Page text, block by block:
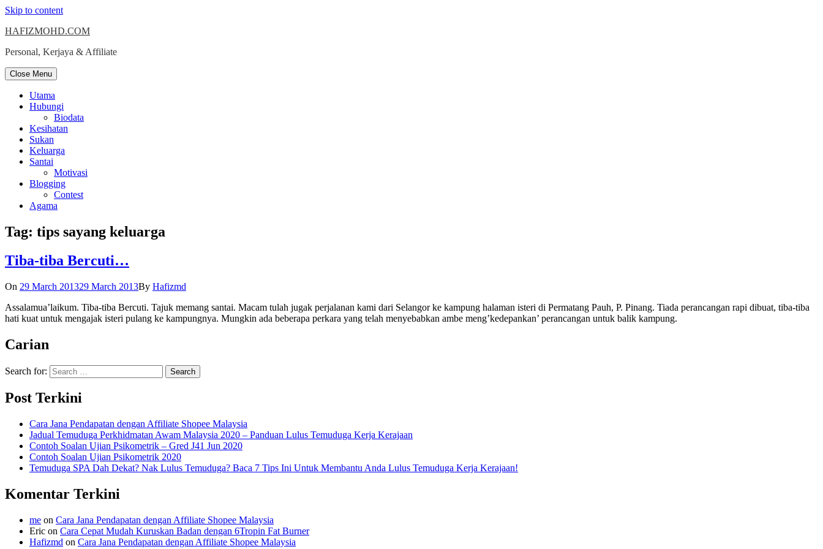
Skip to content
HAFIZMOHD.COM
Personal, Kerjaya & Affiliate
Close Menu
Utama
Hubungi
Biodata
Kesihatan
Sukan
Keluarga
Santai
Motivasi
Blogging
Contest
Agama
Tag: tips sayang keluarga
Tiba-tiba Bercuti…
On 29 March 201329 March 2013By Hafizmd
Assalamua’laikum. Tiba-tiba Bercuti. Tajuk memang santai. Macam tulah jugak perjalanan kami dari Selangor ke kampung halaman isteri di Permatang Pauh, P. Pinang. Tiada perancangan rapi dibuat, tiba-tiba
hati kuat untuk mengajak isteri pulang ke kampungnya. Mungkin ada beberapa perkara yang telah menyebabkan ambe meng’kedepankan’ perancangan untuk balik kampung.
Carian
Search for:
Post Terkini
Cara Jana Pendapatan dengan Affiliate Shopee Malaysia
Jadual Temuduga Perkhidmatan Awam Malaysia 2020 – Panduan Lulus Temuduga Kerja Kerajaan
Contoh Soalan Ujian Psikometrik – Gred J41 Jun 2020
Contoh Soalan Ujian Psikometrik 2020
Temuduga SPA Dah Dekat? Nak Lulus Temuduga? Baca 7 Tips Ini Untuk Membantu Anda Lulus Temuduga Kerja Kerajaan!
Komentar Terkini
me on Cara Jana Pendapatan dengan Affiliate Shopee Malaysia
Eric on Cara Cepat Mudah Kuruskan Badan dengan 6Tropin Fat Burner
Hafizmd on Cara Jana Pendapatan dengan Affiliate Shopee Malaysia